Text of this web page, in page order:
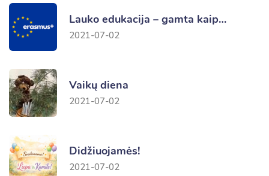
Lauko edukacija – gamta kaip…
2021-07-02
Vaikų diena
2021-07-02
Didžiuojamės!
2021-07-02